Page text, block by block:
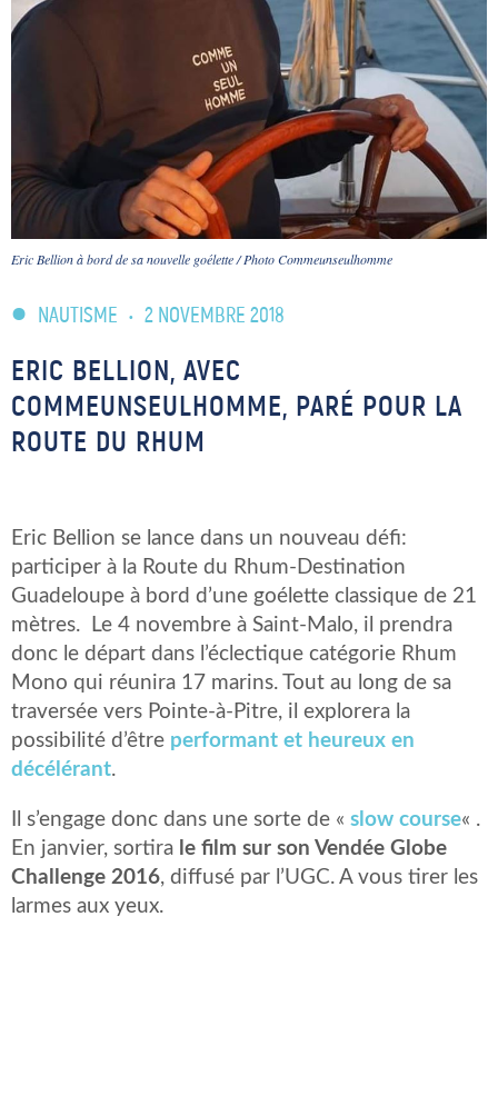
Eric Bellion à bord de sa nouvelle goélette / Photo Commeunseulhomme
NAUTISME • 2 NOVEMBRE 2018
ERIC BELLION, AVEC
COMMEUNSEULHOMME, PARÉ POUR LA
ROUTE DU RHUM
Eric Bellion se lance dans un nouveau défi:
participer à la Route du Rhum-Destination
Guadeloupe à bord d’une goélette classique de 21
mètres. Le 4 novembre à Saint-Malo, il prendra
donc le départ dans l’éclectique catégorie Rhum
Mono qui réunira 17 marins. Tout au long de sa
traversée vers Pointe-à-Pitre, il explorera la
possibilité d’être performant et heureux en
décélérant.
Il s’engage donc dans une sorte de « slow course« .
En janvier, sortira le film sur son Vendée Globe
Challenge 2016, diffusé par l’UGC. A vous tirer les
larmes aux yeux.